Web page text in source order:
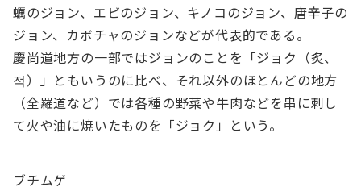
蠣のジョン、エビのジョン、キノコのジョン、唐辛子の
ジョン、カボチャのジョンなどが代表的である。
慶尚道地方の一部ではジョンのことを「ジョク（炙、
적）」ともいうのに比べ、それ以外のほとんどの地方
（全羅道など）では各種の野菜や牛肉などを串に刺し
て火や油に焼いたものを「ジョク」という。
ブチムゲ